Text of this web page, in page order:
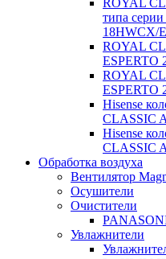
ROYAL
типа
18HWCX/
ROYAL
ESPERTO
ROYAL
ESPERTO
Hisense
CLASSIC
Hisense
CLASSIC
Обработка воздуха
Вентилятор
Осушители
Очистители
Увлажнители